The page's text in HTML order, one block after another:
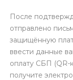
После
отправлено
защищённую
ввести данные
оплату СБП (QR-
получите